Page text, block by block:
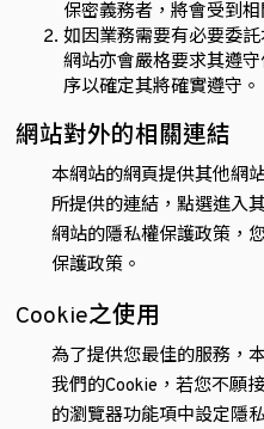
保密義務者，將會受到相
如因業務需要有必要委
網站亦會嚴格要求其遵
序以確定其將確實遵守。
網站對外的相關連結
本網站的網頁提供其他網
所提供的連結，點選進入
網站的隱私權保護政策，
保護政策。
Cookie之使用
為了提供您最佳的服務，
我們的Cookie，若您不願
的瀏覽器功能項中設定隱